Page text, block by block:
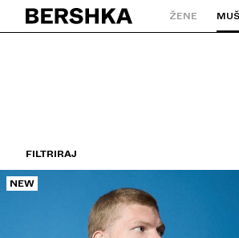
Natrag na početnu stranicu
ŽENE
FILTRIRAJ
NEW